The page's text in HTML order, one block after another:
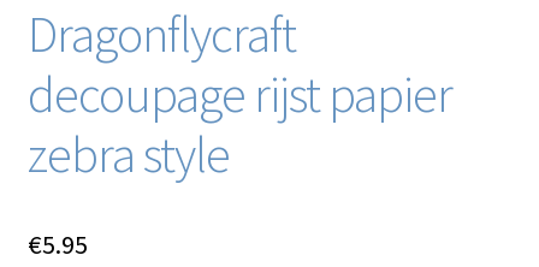
Dragonflycraft
decoupage rijst papier
zebra style
€5.95